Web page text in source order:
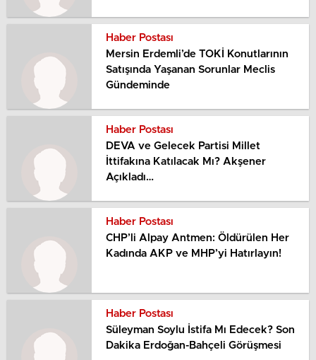
Haber Postası
Mersin Erdemli’de TOKİ Konutlarının
Satışında Yaşanan Sorunlar Meclis
Gündeminde
Haber Postası
DEVA ve Gelecek Partisi Millet
İttifakına Katılacak Mı? Akşener
Açıkladı…
Haber Postası
CHP’li Alpay Antmen: Öldürülen Her
Kadında AKP ve MHP’yi Hatırlayın!
Haber Postası
Süleyman Soylu İstifa Mı Edecek? Son
Dakika Erdoğan-Bahçeli Görüşmesi